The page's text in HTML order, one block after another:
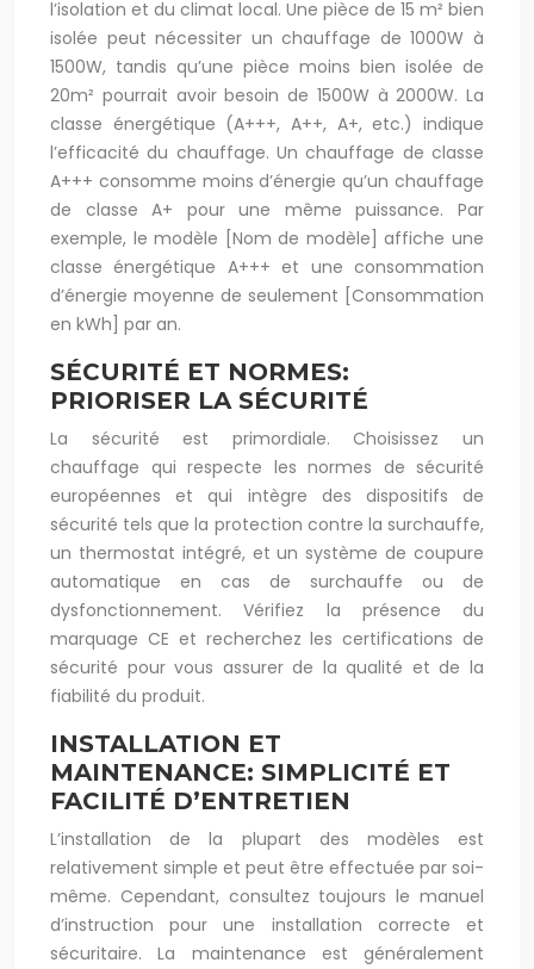
l’isolation et du climat local. Une pièce de 15 m² bien
isolée peut nécessiter un chauffage de 1000W à
1500W, tandis qu’une pièce moins bien isolée de
20m² pourrait avoir besoin de 1500W à 2000W. La
classe énergétique (A+++, A++, A+, etc.) indique
l’efficacité du chauffage. Un chauffage de classe
A+++ consomme moins d’énergie qu’un chauffage
de classe A+ pour une même puissance. Par
exemple, le modèle [Nom de modèle] affiche une
classe énergétique A+++ et une consommation
d’énergie moyenne de seulement [Consommation
en kWh] par an.
SÉCURITÉ ET NORMES:
PRIORISER LA SÉCURITÉ
La sécurité est primordiale. Choisissez un
chauffage qui respecte les normes de sécurité
européennes et qui intègre des dispositifs de
sécurité tels que la protection contre la surchauffe,
un thermostat intégré, et un système de coupure
automatique en cas de surchauffe ou de
dysfonctionnement. Vérifiez la présence du
marquage CE et recherchez les certifications de
sécurité pour vous assurer de la qualité et de la
fiabilité du produit.
INSTALLATION ET
MAINTENANCE: SIMPLICITÉ ET
FACILITÉ D’ENTRETIEN
L’installation de la plupart des modèles est
relativement simple et peut être effectuée par soi-
même. Cependant, consultez toujours le manuel
d’instruction pour une installation correcte et
sécuritaire. La maintenance est généralement